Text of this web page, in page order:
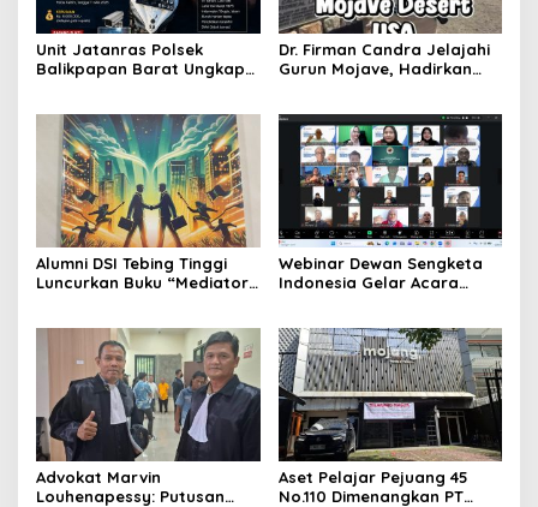
Unit Jatanras Polsek
Balikpapan Barat Ungkap
Dr. Firman Candra Jelajahi
Gurun Mojave, Hadirkan
Alumni DSI Tebing Tinggi
Luncurkan Buku “Mediator
dan Solutif
Webinar Dewan Sengketa
Indonesia Gelar Acara
Pelayaran
Advokat Marvin
Louhenapessy: Putusan
Aset Pelajar Pejuang 45
No.110 Dimenangkan PT